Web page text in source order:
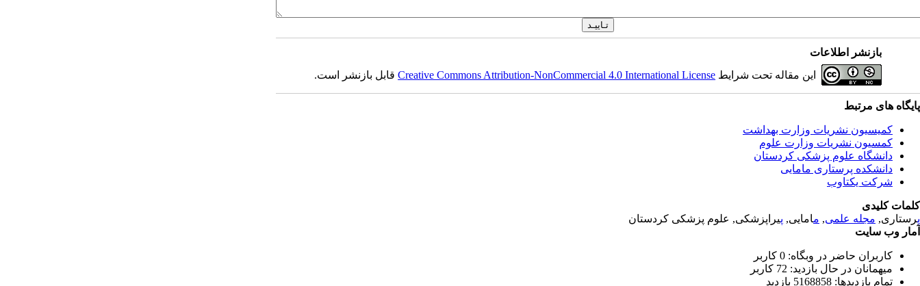
بازنشر اطلاعات
این مقاله تحت شرایط Creative Commons Attribution-NonCommercial 4.0 International Licenseقابل بازنشر است.
پایگاه های مرتبط
کمیسیون نشریات وزارت بهداشت
کمسیون نشریات وزارت علوم
دانشگاه علوم پزشکی کردستان
دانشکده پرستاری مامایی
شرکت یکتاوب
کلمات کلیدی
پرستاری, مجله علمی, مامایی, پیراپزشکی, علوم پزشکی کردستان
آمار وب سایت
کاربران حاضر در وبگاه: 0 کاربر
میهمانان در حال بازدید: 72 کاربر
تمام بازدید‌ها: 5168858 بازدید